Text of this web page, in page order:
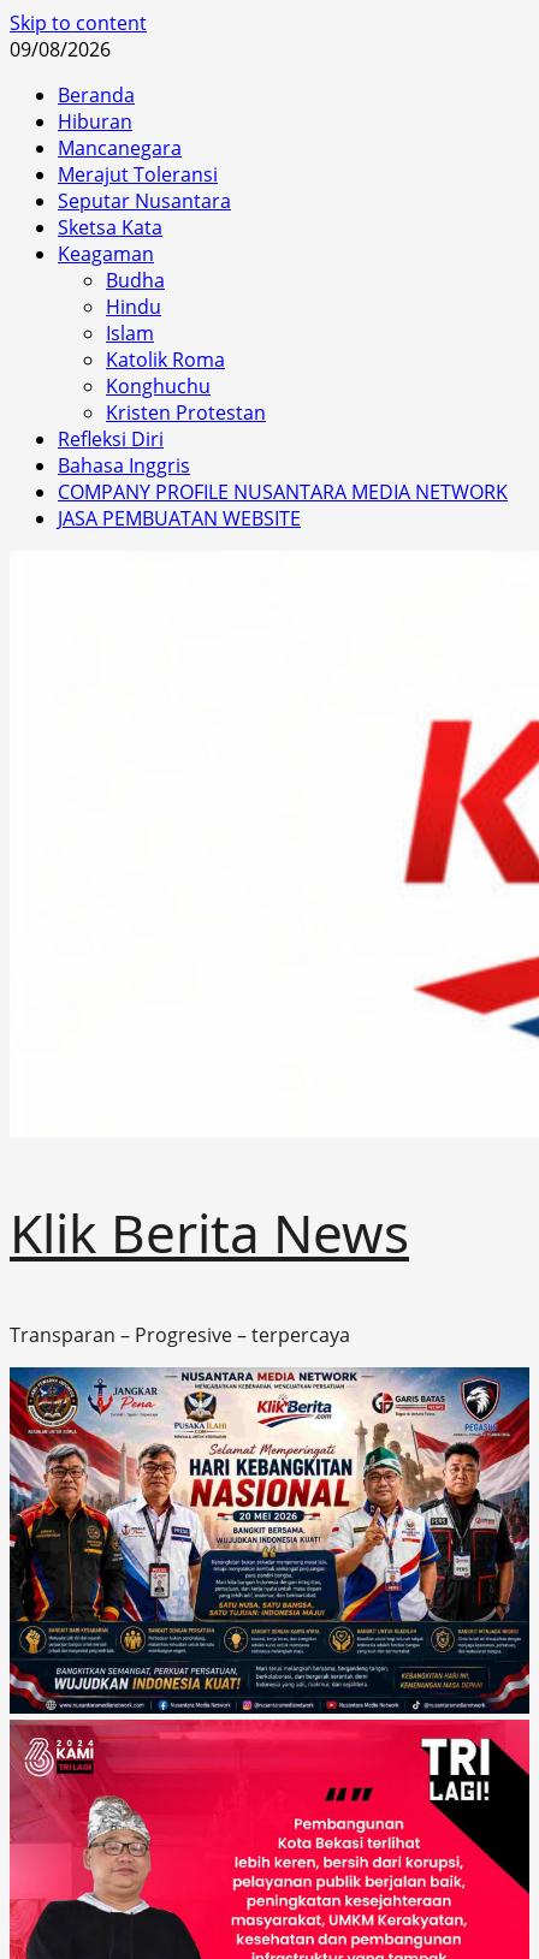
Skip to content
09/08/2026
Beranda
Hiburan
Mancanegara
Merajut Toleransi
Seputar Nusantara
Sketsa Kata
Keagaman
Budha
Hindu
Islam
Katolik Roma
Konghuchu
Kristen Protestan
Refleksi Diri
Bahasa Inggris
COMPANY PROFILE NUSANTARA MEDIA NETWORK
JASA PEMBUATAN WEBSITE
Klik Berita News
Transparan – Progresive – terpercaya